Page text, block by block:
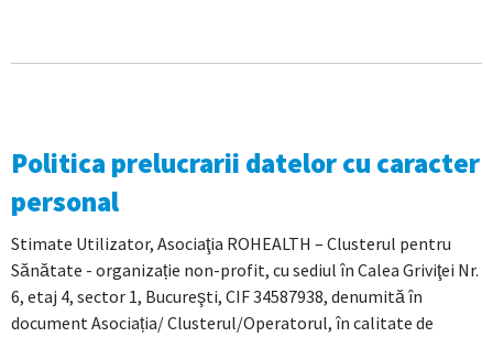
Politica prelucrarii datelor cu caracter
personal
Stimate Utilizator, Asociaţia ROHEALTH – Clusterul pentru
Sănătate - organizație non-profit, cu sediul în Calea Griviţei Nr.
6, etaj 4, sector 1, Bucureşti, CIF 34587938, denumită în
document Asociația/ Clusterul/Operatorul, în calitate de